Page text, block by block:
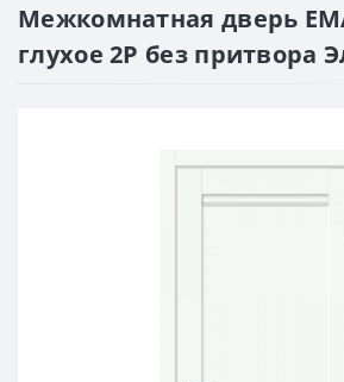
Межкомнатная дверь
глухое 2P без притвора